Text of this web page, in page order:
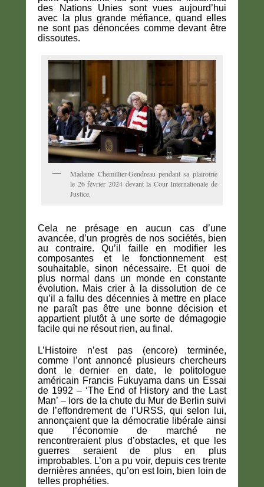
des Nations Unies sont vues aujourd’hui
avec la plus grande méfiance, quand elles
ne sont pas dénoncées comme devant être
dissoutes.
Madame Chemillier-Gendreau pendant sa plairoirie
le 26 février 2024 devant la Cour Internationale de
Justice.
Cela ne présage en aucun cas d’une
avancée, d’un progrès de nos sociétés, bien
au contraire. Qu’il faille en modifier les
composantes et le fonctionnement est
souhaitable, sinon nécessaire. Et quoi de
plus normal dans un monde en constante
évolution. Mais crier à la dissolution de ce
qu’il a fallu des décennies à mettre en place
ne paraît pas être une bonne décision et
appartient plutôt à une sorte de démagogie
facile qui ne résout rien, au final.
L’Histoire n’est pas (encore) terminée,
comme l’ont annoncé plusieurs chercheurs
dont le dernier en date, le politologue
américain Francis Fukuyama dans un Essai
de 1992 – ‘The End of History and the Last
Man’ – lors de la chute du Mur de Berlin suivi
de l’effondrement de l’URSS, qui selon lui,
annonçaient que la démocratie libérale ainsi
que l’économie de marché ne
rencontreraient plus d’obstacles, et que les
guerres seraient de plus en plus
improbables. L’on a pu voir, depuis ces trente
dernières années, qu’on est loin, bien loin de
telles prophéties.